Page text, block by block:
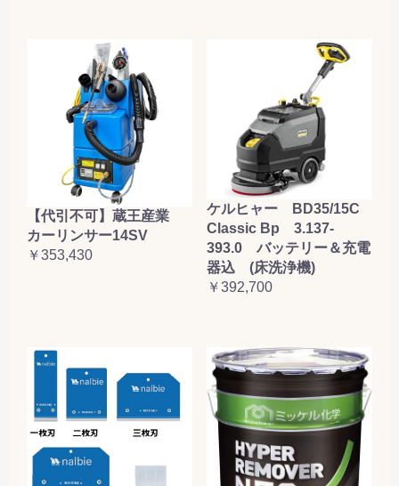
【代引不可】蔵王産業
カーリンサー14SV
￥353,430
ケルヒャー BD35/15C
Classic Bp 3.137-
393.0 バッテリー＆充電
器込 (床洗浄機)
￥392,700